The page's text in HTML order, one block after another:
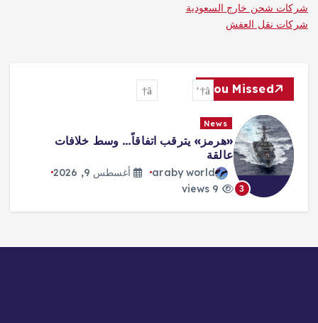
شركات شحن خارج السعودية
شركات نقل العفش
You Missed
3
News
«هرمز» يترقب اتفاقاً… وسط خلافات
عالقة
araby world
أغسطس 9, 2026